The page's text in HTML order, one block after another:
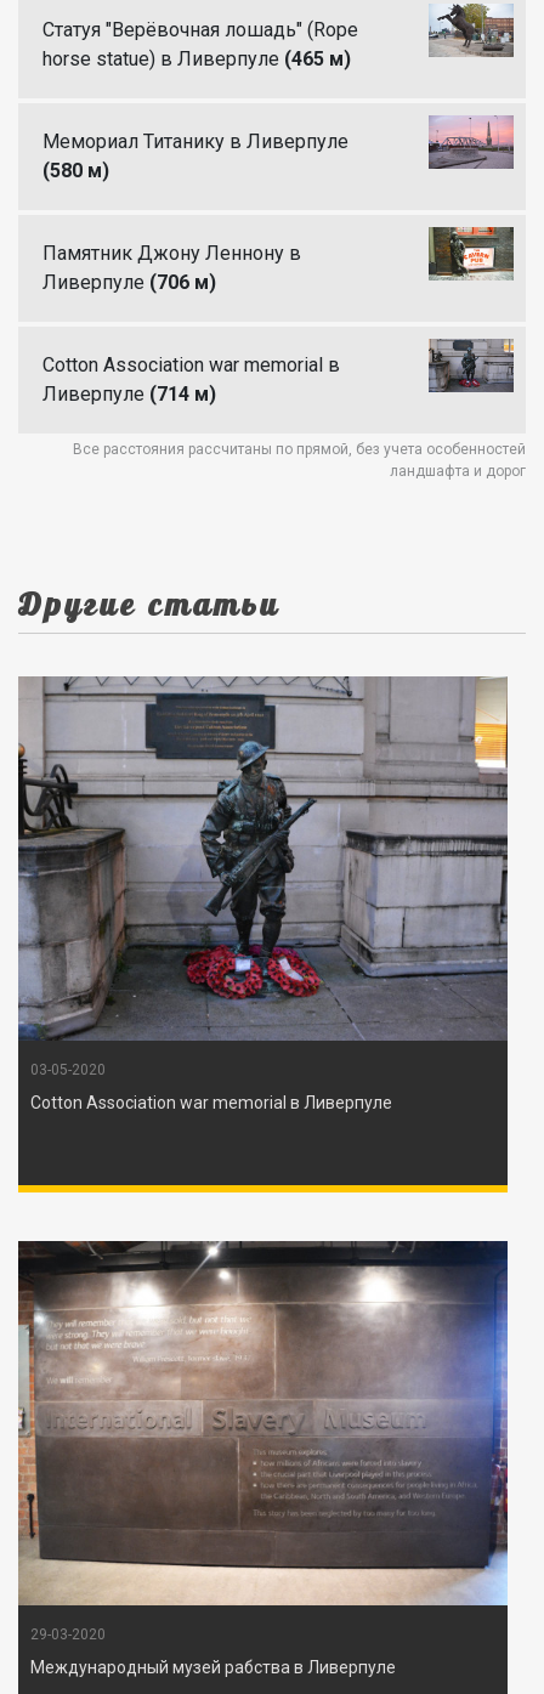
Статуя "Верёвочная лошадь" (Rope
horse statue) в Ливерпуле (465 м)
Мемориал Титанику в Ливерпуле
(580 м)
Памятник Джону Леннону в
Ливерпуле (706 м)
Cotton Association war memorial в
Ливерпуле (714 м)
Все расстояния рассчитаны по прямой, без учета особенностей
ландшафта и дорог
Другие статьи
03-05-2020
Cotton Association war memorial в Ливерпуле
29-03-2020
Международный музей рабства в Ливерпуле